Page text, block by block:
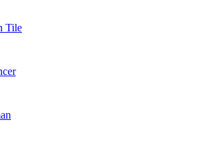
Tile